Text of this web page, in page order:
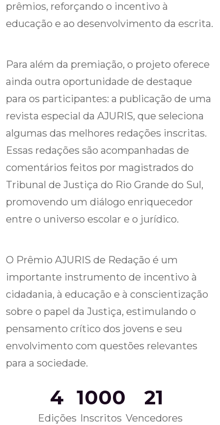
prêmios, reforçando o incentivo à
educação e ao desenvolvimento da escrita.
Para além da premiação, o projeto oferece
ainda outra oportunidade de destaque
para os participantes: a publicação de uma
revista especial da AJURIS, que seleciona
algumas das melhores redações inscritas.
Essas redações são acompanhadas de
comentários feitos por magistrados do
Tribunal de Justiça do Rio Grande do Sul,
promovendo um diálogo enriquecedor
entre o universo escolar e o jurídico.
O Prêmio AJURIS de Redação é um
importante instrumento de incentivo à
cidadania, à educação e à conscientização
sobre o papel da Justiça, estimulando o
pensamento crítico dos jovens e seu
envolvimento com questões relevantes
para a sociedade.
4
Edições
1000
Inscritos
21
Vencedores